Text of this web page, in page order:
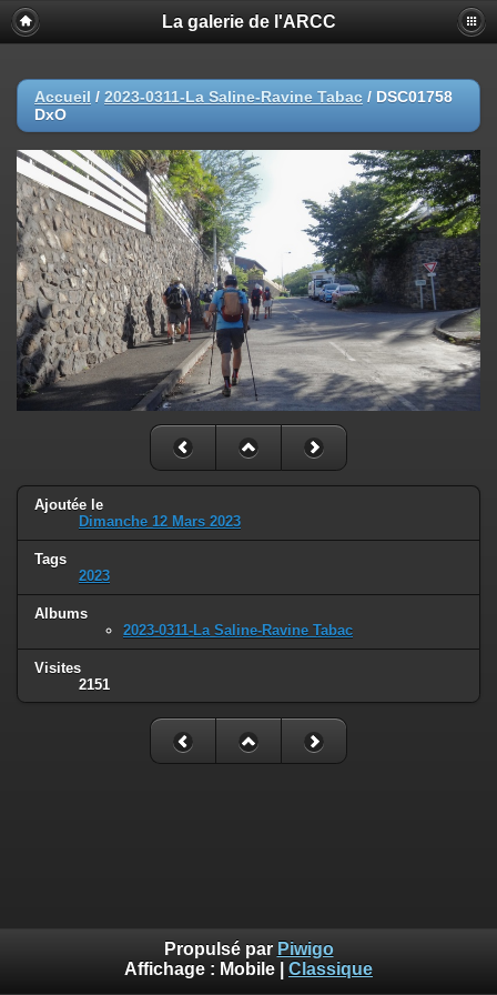
La galerie de l'ARCC
Accueil / 2023-0311-La Saline-Ravine Tabac / DSC01758
DxO
Ajoutée le
Dimanche 12 Mars 2023
Tags
2023
Albums
2023-0311-La Saline-Ravine Tabac
Visites
2151
Propulsé par Piwigo
Affichage : Mobile Classique